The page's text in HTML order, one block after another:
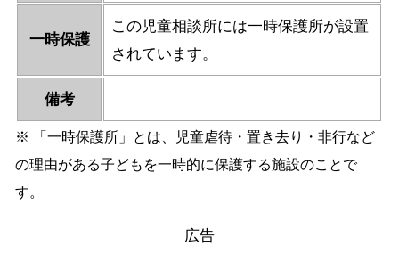
一時保護
この児童相談所には一時保護所が設置
されています。
備考
※ 「一時保護所」とは、児童虐待・置き去り・非行など
の理由がある子どもを一時的に保護する施設のことで
す。